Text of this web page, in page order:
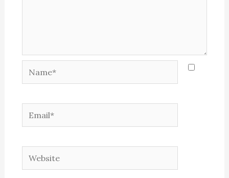
Name*
Email*
Website